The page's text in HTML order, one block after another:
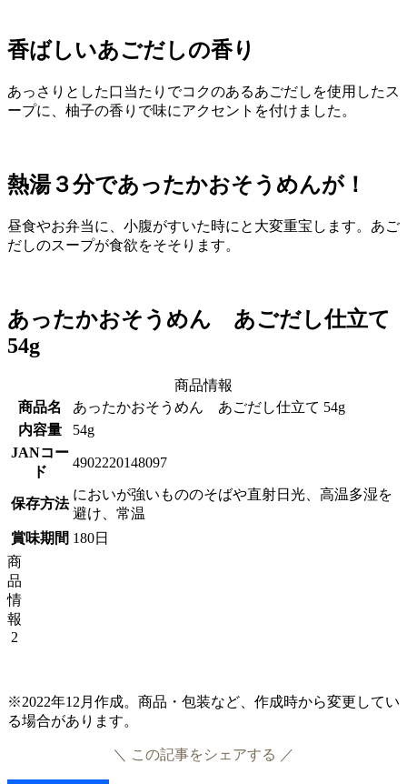
香ばしいあごだしの香り
あっさりとした口当たりでコクのあるあごだしを使用したス
ープに、柚子の香りで味にアクセントを付けました。
熱湯３分であったかおそうめんが！
昼食やお弁当に、小腹がすいた時にと大変重宝します。あご
だしのスープが食欲をそそります。
あったかおそうめん あごだし仕立て
54g
商品情報
商品名
あったかおそうめん あごだし仕立て 54g
内容量
54g
JANコー
ド
4902220148097
保存方法
においが強いもののそばや直射日光、高温多湿を
避け、常温
賞味期間 180日
商
品
情
報
2
※2022年12月作成。商品・包装など、作成時から変更してい
る場合があります。
＼ この記事をシェアする ／